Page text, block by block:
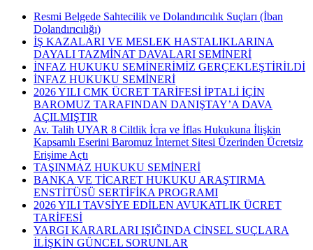
Resmi Belgede Sahtecilik ve Dolandırıcılık Suçları (İban
Dolandırıcılığı)
İŞ KAZALARI VE MESLEK HASTALIKLARINA
DAYALI TAZMİNAT DAVALARI SEMİNERİ
İNFAZ HUKUKU SEMİNERİMİZ GERÇEKLEŞTİRİLDİ
İNFAZ HUKUKU SEMİNERİ
2026 YILI CMK ÜCRET TARİFESİ İPTALİ İÇİN
BAROMUZ TARAFINDAN DANIŞTAY’A DAVA
AÇILMIŞTIR
Av. Talih UYAR 8 Ciltlik İcra ve İflas Hukukuna İlişkin
Kapsamlı Eserini Baromuz İnternet Sitesi Üzerinden Ücretsiz
Erişime Açtı
TAŞINMAZ HUKUKU SEMİNERİ
BANKA VE TİCARET HUKUKU ARAŞTIRMA
ENSTİTÜSÜ SERTİFİKA PROGRAMI
2026 YILI TAVSİYE EDİLEN AVUKATLIK ÜCRET
TARİFESİ
YARGI KARARLARI IŞIĞINDA CİNSEL SUÇLARA
İLİŞKİN GÜNCEL SORUNLAR